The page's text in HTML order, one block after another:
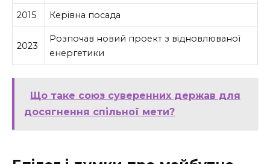
2015 Керівна посада
2023
Розпочав новий проект з відновлюваної
енергетики
Що таке союз суверенних держав для
досягнення спільної мети?